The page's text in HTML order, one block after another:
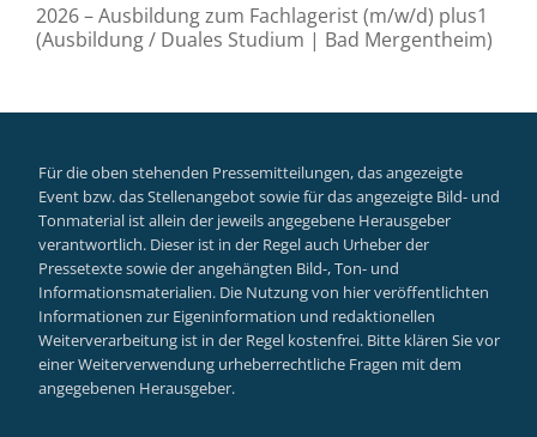
2026 – Ausbildung zum Fachlagerist (m/w/d) plus1
(Ausbildung / Duales Studium | Bad Mergentheim)
Für die oben stehenden Pressemitteilungen, das angezeigte
Event bzw. das Stellenangebot sowie für das angezeigte Bild- und
Tonmaterial ist allein der jeweils angegebene Herausgeber
verantwortlich. Dieser ist in der Regel auch Urheber der
Pressetexte sowie der angehängten Bild-, Ton- und
Informationsmaterialien. Die Nutzung von hier veröffentlichten
Informationen zur Eigeninformation und redaktionellen
Weiterverarbeitung ist in der Regel kostenfrei. Bitte klären Sie vor
einer Weiterverwendung urheberrechtliche Fragen mit dem
angegebenen Herausgeber.